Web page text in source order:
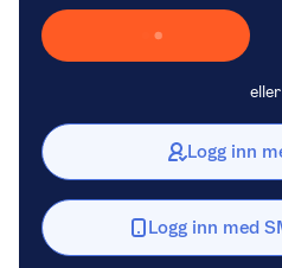
Laster inn Vipps …
eller
Logg inn
Logg inn med